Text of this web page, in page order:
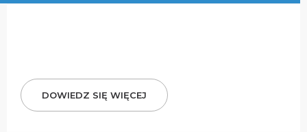
DOWIEDZ SIĘ WIĘCEJ